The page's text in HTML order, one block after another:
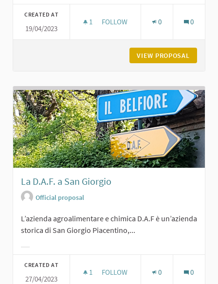
CREATED AT
19/04/2023
1 1 FOLLOWER
FOLLOW 0 0
VIEW PROPOSAL
La D.A.F. a San Giorgio
Official proposal
L’azienda agroalimentare e chimica D.A.F è un’azienda
storica di San Giorgio Piacentino,...
CREATED AT
27/04/2023
1 1 FOLLOWER
FOLLOW 0 0